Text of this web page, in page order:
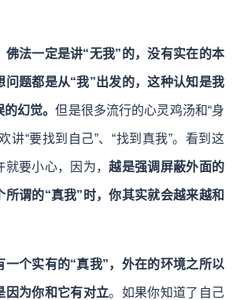
佛法一定是讲“无我”的，没有实在的本
问题都是从“我”出发的，这种认知是我
的幻觉。但是很多流行的心灵鸡汤和“身
讲“要找到自己”、“找到真我”。看到这
就要小心，因为，越是强调屏蔽外面的
所谓的“真我”时，你其实就会越来越和
一个实有的“真我”，外在的环境之所以
因为你和它有对立。如果你知道了自己